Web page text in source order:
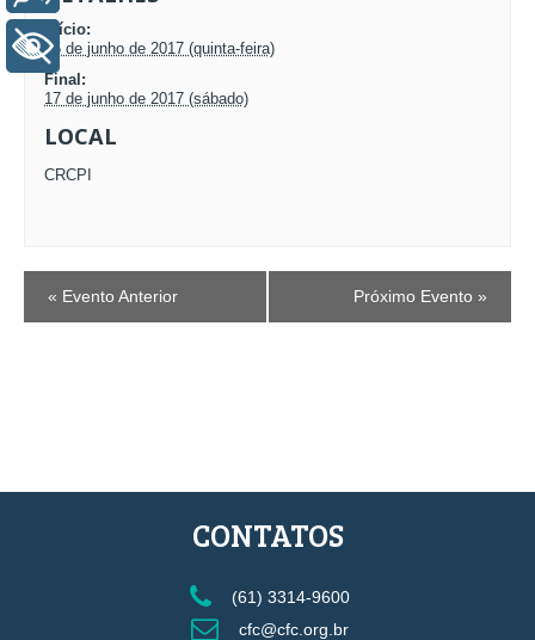
Início:
15 de junho de 2017 (quinta-feira)
Final:
17 de junho de 2017 (sábado)
LOCAL
CRCPI
EVENTO
NAVEGAÇÃO
« Evento Anterior Próximo Evento »
CONTATOS
(61) 3314-9600
cfc@cfc.org.br
+ Acessibilidade